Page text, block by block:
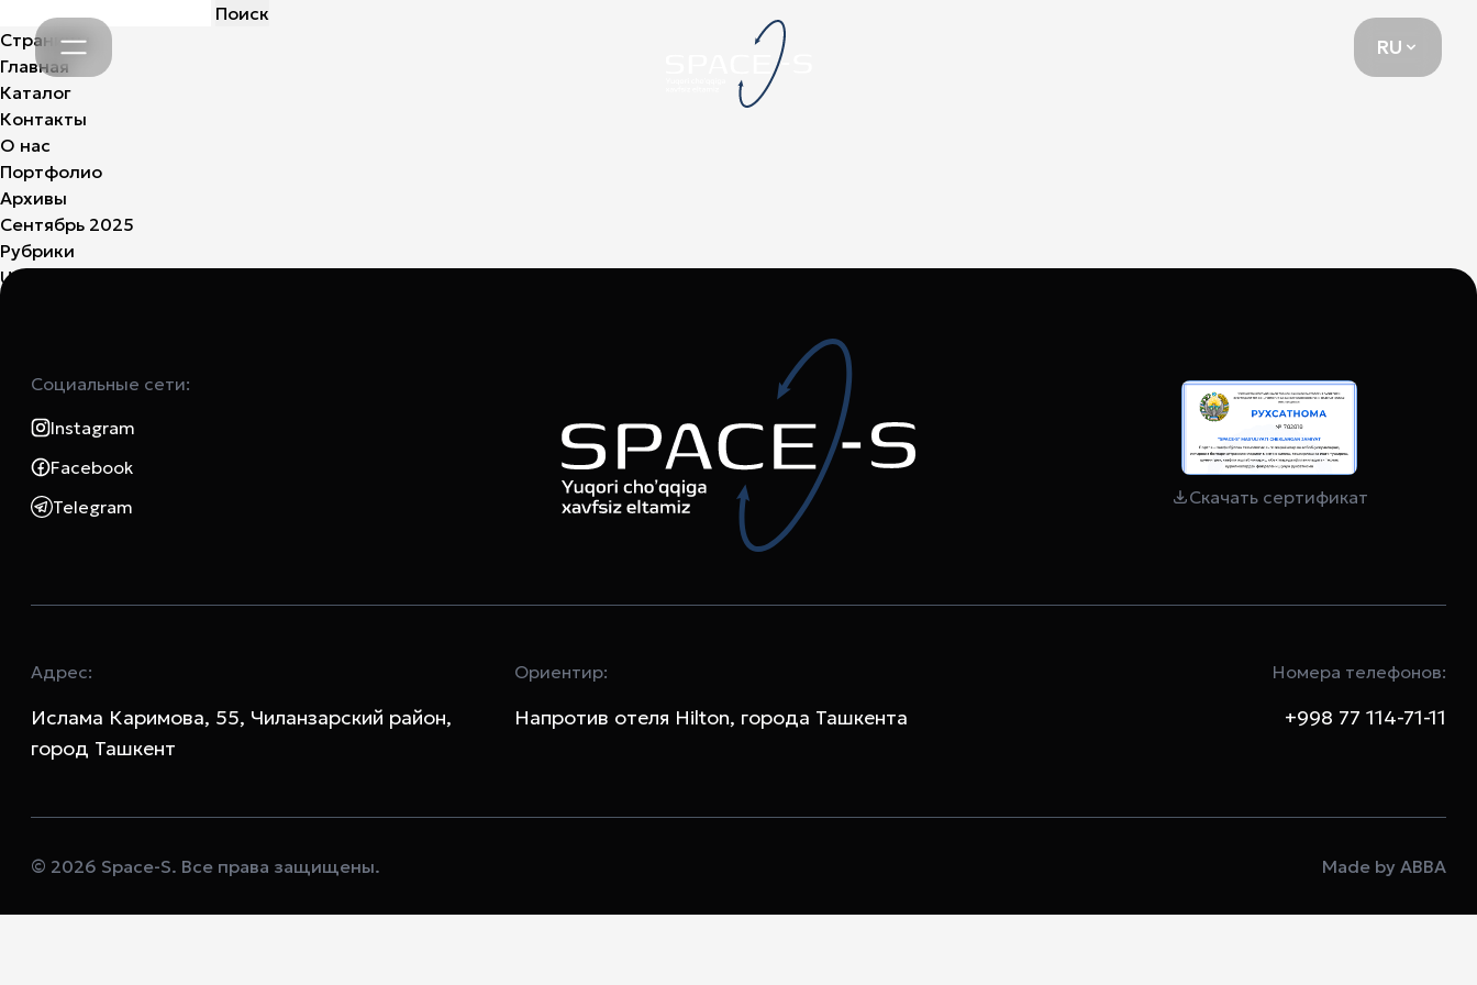
RU
Найти:
Страницы
Главная
Каталог
Контакты
О нас
Портфолио
Архивы
Сентябрь 2025
Рубрики
Uncategorized
Социальные сети:
Instagram
Facebook
Telegram
Скачать сертификат
Адрес:
Ислама Каримова, 55, Чиланзарский район,
город Ташкент
Ориентир:
Напротив отеля Hilton, города Ташкента
Номера телефонов:
+998 77 114-71-11
© 2026 Space-S. Все права защищены. Made by ABBA